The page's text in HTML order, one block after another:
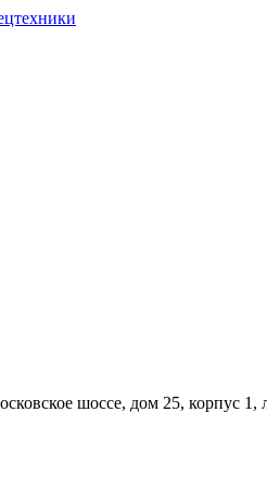
шоссе, дом 25, корпус 1,